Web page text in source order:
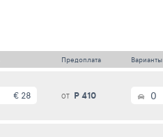
Предоплата Варианты
€ 28 ОТ Р 410 0